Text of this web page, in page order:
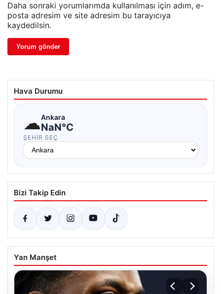
Daha sonraki yorumlarımda kullanılması için adım, e-
posta adresim ve site adresim bu tarayıcıya
kaydedilsin.
Hava Durumu
☁Ankara
NaN°C
ŞEHIR SEÇ
Bizi Takip Edin
Yan Manşet